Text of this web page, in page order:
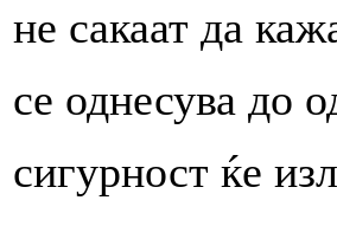
не сакаат да
се однесува до
сигурност ќе